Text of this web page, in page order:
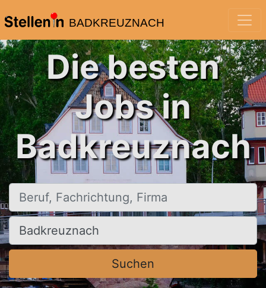
BADKREUZNACH
Die besten
Jobs in
Badkreuznach
Beruf, Fachrichtung, Firma
Ort, Stadt
Suchen